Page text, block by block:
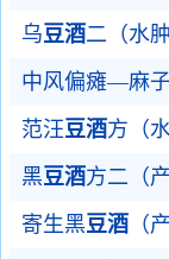
乌豆酒二（水
中风偏瘫—麻
范汪豆酒方（
黑豆酒方二（
寄生黑豆酒 （